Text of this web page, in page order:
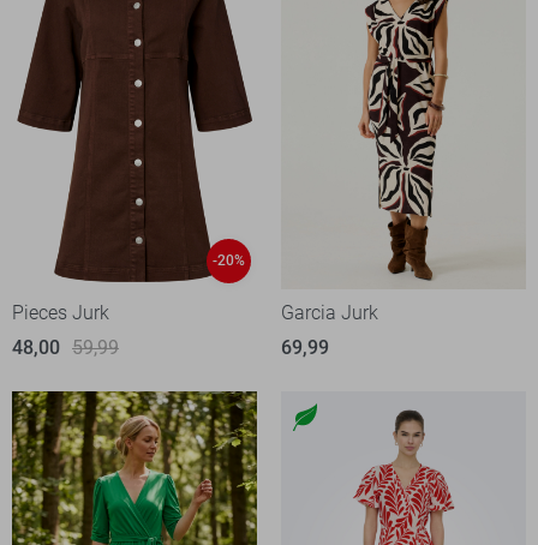
-20%
Pieces Jurk
48,00 59,99
Garcia Jurk
69,99